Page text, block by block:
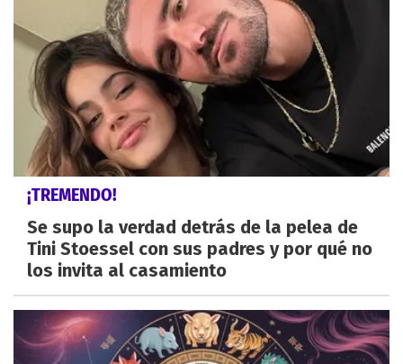
¡TREMENDO!
Se supo la verdad detrás de la pelea de
Tini Stoessel con sus padres y por qué no
los invita al casamiento